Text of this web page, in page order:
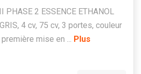
PHASE 2 ESSENCE ETHANOL
4 cv, 75 cv, 3 portes, couleur
mise en ... Plus